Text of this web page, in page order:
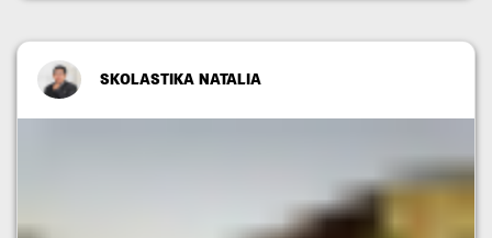
SKOLASTIKA NATALIA